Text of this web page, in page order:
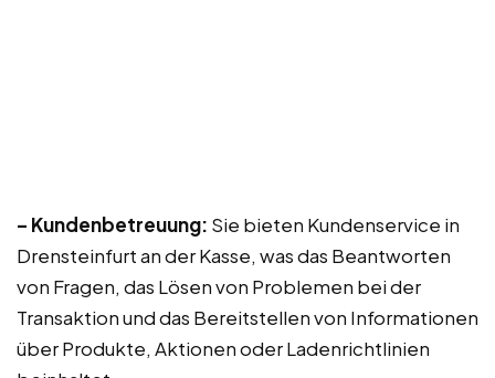
– Kundenbetreuung: Sie bieten Kundenservice in
Drensteinfurt an der Kasse, was das Beantworten
von Fragen, das Lösen von Problemen bei der
Transaktion und das Bereitstellen von Informationen
über Produkte, Aktionen oder Ladenrichtlinien